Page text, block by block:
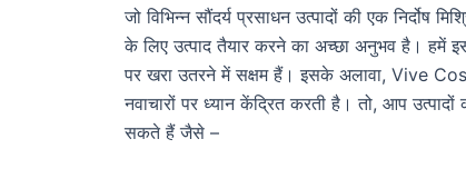
जो विभिन्न सौंदर्य प्रसाधन उत्पादों की एक निर्दोष
के लिए उत्पाद तैयार करने का अच्छा अनुभव है। हमें
पर खरा उतरने में सक्षम हैं। इसके अलावा, Vive
नवाचारों पर ध्यान केंद्रित करती है। तो, आप
सकते हैं जैसे –